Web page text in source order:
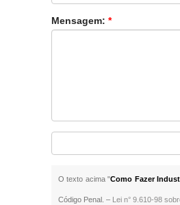
Mensagem: *
O texto acima "Como Fazer
Código Penal. – Lei n° 9.610-98